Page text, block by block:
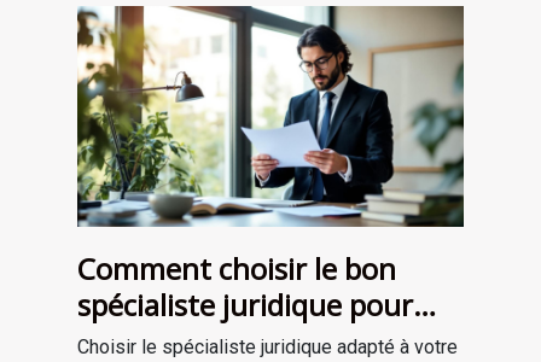
Comment choisir le bon
spécialiste juridique pour
vos besoins ?
Choisir le spécialiste juridique adapté à votre